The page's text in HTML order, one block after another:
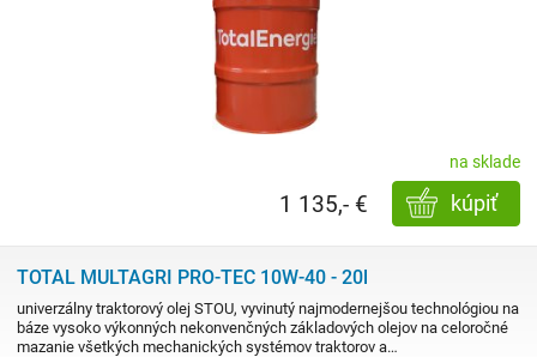
na sklade
kúpiť
1 135,- €
TOTAL MULTAGRI PRO-TEC 10W-40 - 20l
univerzálny traktorový olej STOU, vyvinutý najmodernejšou technológiou na
báze vysoko výkonných nekonvenčných základových olejov na celoročné
mazanie všetkých mechanických systémov traktorov a…